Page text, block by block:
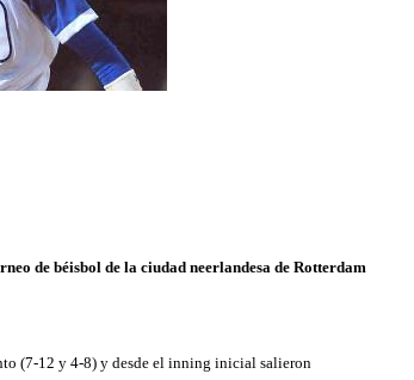
de béisbol de la ciudad neerlandesa de Rotterdam
(7-12 y 4-8) y desde el inning inicial salieron